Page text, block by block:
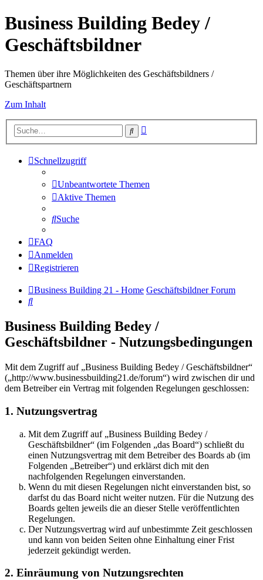
Business Building Bedey /
Geschäftsbildner
Themen über ihre Möglichkeiten des Geschäftsbildners /
Geschäftspartnern
Zum Inhalt
Suche
Schnellzugriff
Unbeantwortete Themen
Aktive Themen
Suche
FAQ
Anmelden
Registrieren
Business Building 21 - Home Geschäftsbildner Forum
Suche
Business Building Bedey /
Geschäftsbildner - Nutzungsbedingungen
Mit dem Zugriff auf „Business Building Bedey / Geschäftsbildner“
(„http://www.businessbuilding21.de/forum“) wird zwischen dir und
dem Betreiber ein Vertrag mit folgenden Regelungen geschlossen:
1. Nutzungsvertrag
Mit dem Zugriff auf „Business Building Bedey /
Geschäftsbildner“ (im Folgenden „das Board“) schließt du
einen Nutzungsvertrag mit dem Betreiber des Boards ab (im
Folgenden „Betreiber“) und erklärst dich mit den
nachfolgenden Regelungen einverstanden.
Wenn du mit diesen Regelungen nicht einverstanden bist, so
darfst du das Board nicht weiter nutzen. Für die Nutzung des
Boards gelten jeweils die an dieser Stelle veröffentlichten
Regelungen.
Der Nutzungsvertrag wird auf unbestimmte Zeit geschlossen
und kann von beiden Seiten ohne Einhaltung einer Frist
jederzeit gekündigt werden.
2. Einräumung von Nutzungsrechten